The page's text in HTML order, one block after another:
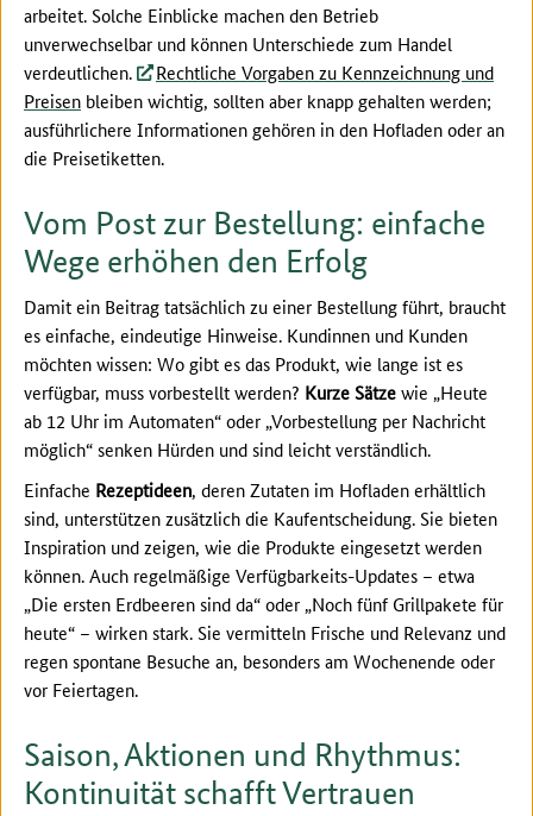
arbeitet. Solche Einblicke machen den Betrieb
unverwechselbar und können Unterschiede zum Handel
verdeutlichen.
Rechtliche Vorgaben zu Kennzeichnung und
Preisen bleiben wichtig, sollten aber knapp gehalten werden;
ausführlichere Informationen gehören in den Hofladen oder an
die Preisetiketten.
Vom Post zur Bestellung: einfache
Wege erhöhen den Erfolg
Damit ein Beitrag tatsächlich zu einer Bestellung führt, braucht
es einfache, eindeutige Hinweise. Kundinnen und Kunden
möchten wissen: Wo gibt es das Produkt, wie lange ist es
verfügbar, muss vorbestellt werden? Kurze Sätzewie „Heute
ab 12 Uhr im Automaten“ oder „Vorbestellung per Nachricht
möglich“ senken Hürden und sind leicht verständlich.
Einfache Rezeptideen, deren Zutaten im Hofladen erhältlich
sind, unterstützen zusätzlich die Kaufentscheidung. Sie bieten
Inspiration und zeigen, wie die Produkte eingesetzt werden
können. Auch regelmäßige Verfügbarkeits-Updates – etwa
„Die ersten Erdbeeren sind da“ oder „Noch fünf Grillpakete für
heute“ – wirken stark. Sie vermitteln Frische und Relevanz und
regen spontane Besuche an, besonders am Wochenende oder
vor Feiertagen.
Saison, Aktionen und Rhythmus:
Kontinuität schafft Vertrauen